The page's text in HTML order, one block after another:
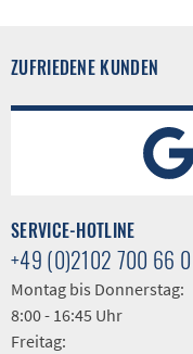
ZUFRIEDENE KUNDEN
SERVICE-HOTLINE
+49 (0)2102 700 66 0
Montag bis Donnerstag:
8:00 - 16:45 Uhr
Freitag: